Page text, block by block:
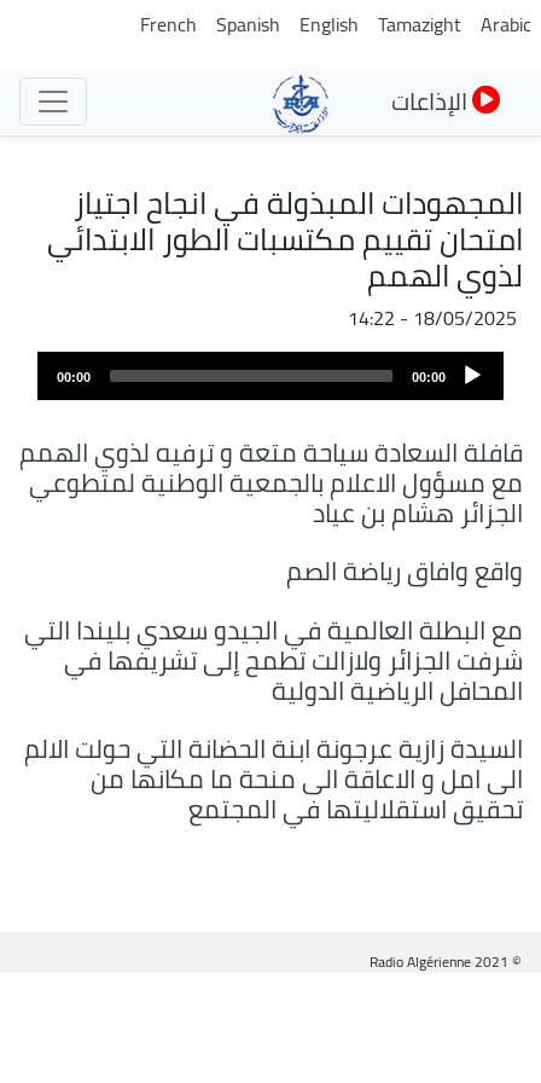
تجاوز
Arabic
Tamazight
English
Spanish
French
الإذاعات
المجهودات المبذولة في انجاح اجتياز
امتحان تقييم مكتسبات الطور الابتدائي
لذوي الهمم
18/05/2025 - 14:22
ملف
الصوت
Audio
Player
00:00
00:00
قافلة السعادة سياحة متعة و ترفيه لذوي الهمم
مع مسؤول الاعلام بالجمعية الوطنية لمتطوعي
الجزائر هشام بن عياد
واقع وافاق رياضة الصم
مع البطلة العالمية في الجيدو سعدي بليندا التي
شرفت الجزائر ولازالت تطمح إلى تشريفها في
المحافل الرياضية الدولية
السيدة زازية عرجونة ابنة الحضانة التي حولت الالم
الى امل و الاعاقة الى منحة ما مكانها من
تحقيق استقلاليتها في المجتمع
© Radio Algérienne 2021